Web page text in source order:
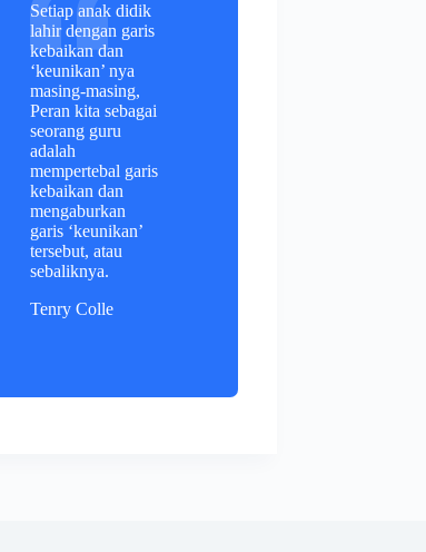
Setiap anak didik
lahir dengan garis
kebaikan dan
‘keunikan’ nya
masing-masing,
Peran kita sebagai
seorang guru
adalah
mempertebal garis
kebaikan dan
mengaburkan
garis ‘keunikan’
tersebut, atau
sebaliknya.
Tenry Colle